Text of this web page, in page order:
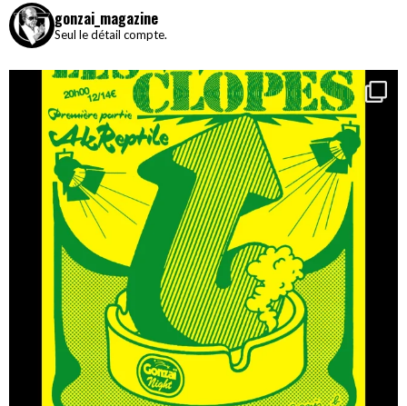
gonzai_magazine
Seul le détail compte.